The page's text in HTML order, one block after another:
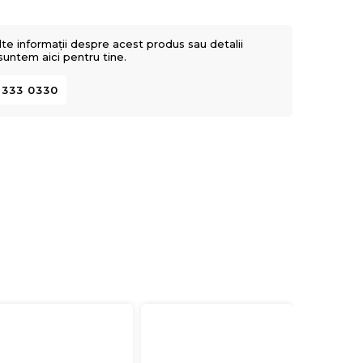
informații despre acest produs sau detalii
aici pentru tine.
333 0330